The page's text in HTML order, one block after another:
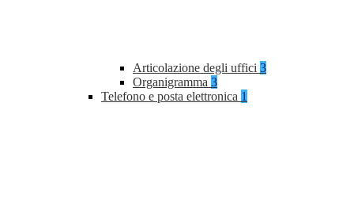
Articolazione degli uffici 3
Organigramma 3
Telefono e posta elettronica 1